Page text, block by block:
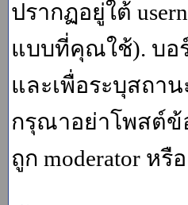
ปรากฏอยู่ใต้
แบบที่คุณใช้). บอ
และเพื่อระบุสถาน
กรุณาอย่าโพสต์ข้
ถูก moderator ห